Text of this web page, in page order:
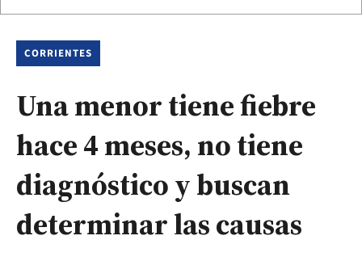
CORRIENTES
Una menor tiene fiebre
hace 4 meses, no tiene
diagnóstico y buscan
determinar las causas